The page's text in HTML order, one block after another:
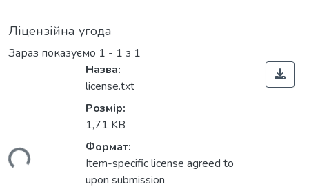
Ліцензійна угода
Зараз показуємо 1 - 1 з 1
Назва:
license.txt
Розмір:
1,71 KB
Формат:
Item-specific license agreed to
upon submission